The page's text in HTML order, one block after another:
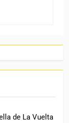
de La Vuelta